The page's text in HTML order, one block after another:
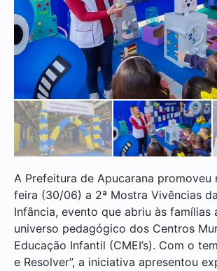
A Prefeitura de Apucarana promoveu
feira (30/06) a 2ª Mostra Vivências
Infância, evento que abriu às famílias
universo pedagógico dos Centros
Educação Infantil (CMEI’s). Com o
e Resolver”, a iniciativa apresentou